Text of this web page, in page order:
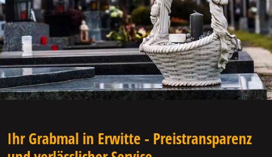
Ihr Grabmal in Erwitte - Preistransparenz